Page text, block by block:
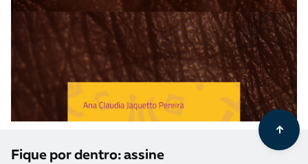
Fique por dentro: assine